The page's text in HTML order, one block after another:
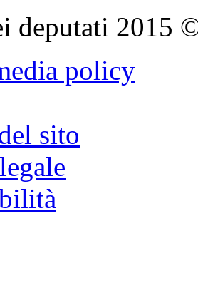
deputati
policy
sito